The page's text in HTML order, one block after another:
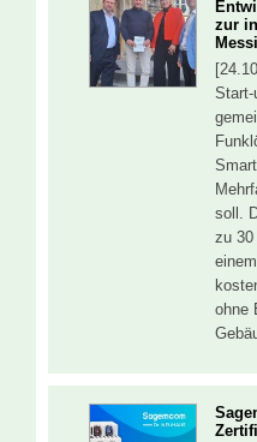
zur
Start-
soll.
zu 30
ohne